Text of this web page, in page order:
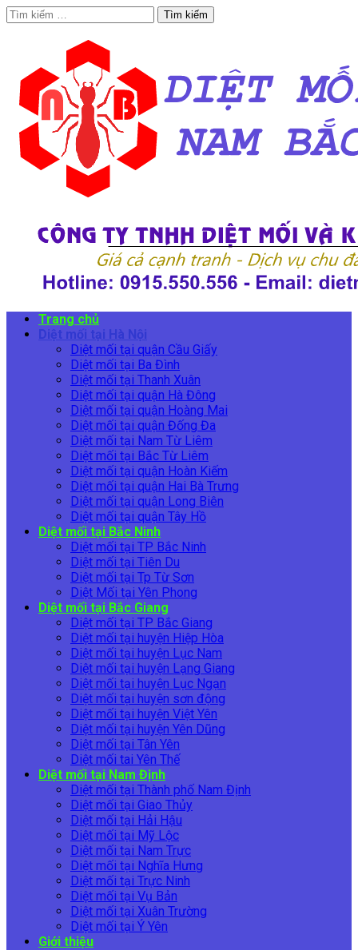
Tìm
kiếm
Trang chủ
Diệt mối tại Hà Nội
Diệt mối tại quận Cầu Giấy
Diệt mối tại Ba Đình
Diệt mối tại Thanh Xuân
Diệt mối tại quận Hà Đông
Diệt mối tại quận Hoàng Mai
Diệt mối tại quận Đống Đa
Diệt mối tại Nam Từ Liêm
Diệt mối tại Bắc Từ Liêm
Diệt mối tại quận Hoàn Kiếm
Diệt mối tại quận Hai Bà Trưng
Diệt mối tại quận Long Biên
Diệt mối tại quận Tây Hồ
Diệt mối tại Bắc Ninh
Diệt mối tại TP Bắc Ninh
Diệt mối tại Tiên Du
Diệt mối tại Tp Từ Sơn
Diệt Mối tại Yên Phong
Diệt mối tại Bắc Giang
Diệt mối tại TP Bắc Giang
Diệt mối tại huyện Hiệp Hòa
Diệt mối tại huyện Lục Nam
Diệt mối tại huyện Lạng Giang
Diệt mối tại huyện Lục Ngạn
Diệt mối tại huyện sơn động
Diệt mối tại huyện Việt Yên
Diệt mối tại huyện Yên Dũng
Diệt mối tại Tân Yên
Diệt mối tai Yên Thế
Diệt mối tại Nam Định
Diệt mối tại Thành phố Nam Định
Diệt mối tại Giao Thủy
Diệt mối tại Hải Hậu
Diệt mối tại Mỹ Lộc
Diệt mối tại Nam Trực
Diệt mối tại Nghĩa Hưng
Diệt mối tại Trực Ninh
Diệt mối tại Vụ Bản
Diệt mối tại Xuân Trường
Diệt mối tại Ý Yên
Giới thiệu